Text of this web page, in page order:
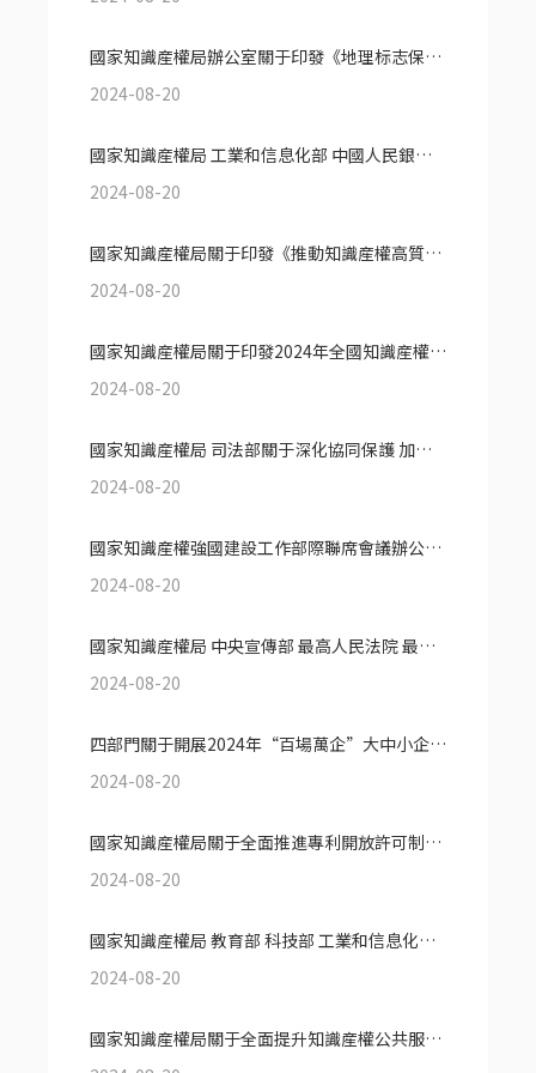
國家知識産權局辦公室關于印發《地理标志保護工程實施方案》的通知
2024-08-20
國家知識産權局 工業和信息化部 中國人民銀行 國家金融監督管理總局 中國證券監督管理委員會關于印發《專利産業化促進中小企業成長計劃實施方案》的通知
2024-08-20
國家知識産權局關于印發《推動知識産權高質量發展年度工作指引（2024）》的通知
2024-08-20
國家知識産權局關于印發2024年全國知識産權行政保護工作方案的通知
2024-08-20
國家知識産權局 司法部關于深化協同保護 加強知識産權法治保障的意見
2024-08-20
國家知識産權強國建設工作部際聯席會議辦公室關于印發《2024年知識産權強國建設推進計劃》的通知
2024-08-20
國家知識産權局 中央宣傳部 最高人民法院 最高人民檢察院 公安部 司法部 商務部 海關總署 市場監管總局關于印發知識産權保護體系建設工程實施方案的通知
2024-08-20
四部門關于開展2024年“百場萬企”大中小企業融通對接活動的通知
2024-08-20
國家知識産權局關于全面推進專利開放許可制度實施工作的通知
2024-08-20
國家知識産權局 教育部 科技部 工業和信息化部 國務院國資委 市場監管總局 金融監管總局 中國科學院 中國貿促會關于印發《關于推進重點産業知識産權強鏈增效的若幹措施》的通知
2024-08-20
國家知識産權局關于全面提升知識産權公共服務效能的指導意見